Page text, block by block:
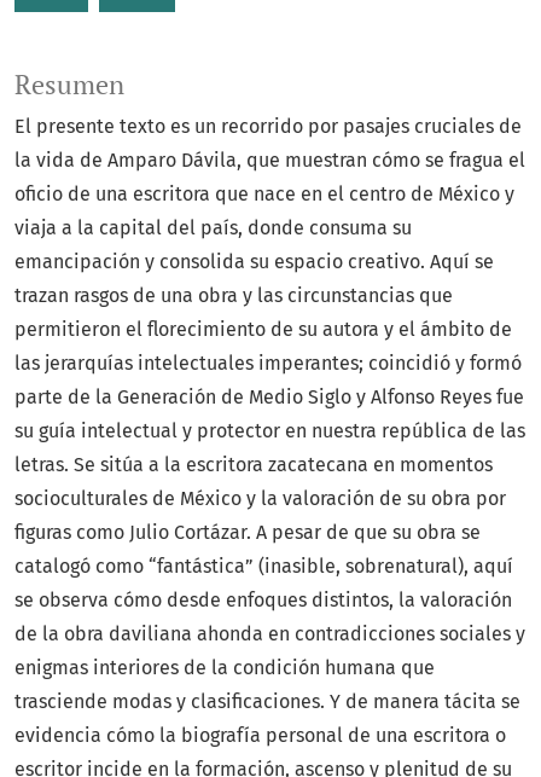
Resumen
El presente texto es un recorrido por pasajes cruciales de
la vida de Amparo Dávila, que muestran cómo se fragua el
oficio de una escritora que nace en el centro de México y
viaja a la capital del país, donde consuma su
emancipación y consolida su espacio creativo. Aquí se
trazan rasgos de una obra y las circunstancias que
permitieron el florecimiento de su autora y el ámbito de
las jerarquías intelectuales imperantes; coincidió y formó
parte de la Generación de Medio Siglo y Alfonso Reyes fue
su guía intelectual y protector en nuestra república de las
letras. Se sitúa a la escritora zacatecana en momentos
socioculturales de México y la valoración de su obra por
figuras como Julio Cortázar. A pesar de que su obra se
catalogó como “fantástica” (inasible, sobrenatural), aquí
se observa cómo desde enfoques distintos, la valoración
de la obra daviliana ahonda en contradicciones sociales y
enigmas interiores de la condición humana que
trasciende modas y clasificaciones. Y de manera tácita se
evidencia cómo la biografía personal de una escritora o
escritor incide en la formación, ascenso y plenitud de su